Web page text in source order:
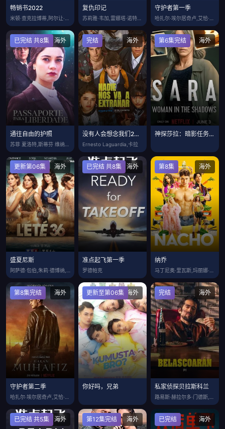
畅销书2022 复仇印记 守护者第一季
海外
已完结 共8集
通往自由的护照
海外
完结
没有人会想念我们2026
Ernesto Laguardia,卡拉
海外
第6集完结
神探莎拉：暗影任务第一季
海外
更新第06集
盛夏尼斯
海外
已完结 共8集
准点起飞第一季
罗德帕克
海外
第8集
纳乔
海外
第8集完结
守护者第二季
海外
更新至第06集
你好吗，兄弟
海外
完结
私家侦探贝拉斯科兰
海外
已完结 共5集 海外
第12集完结 海外
已完结